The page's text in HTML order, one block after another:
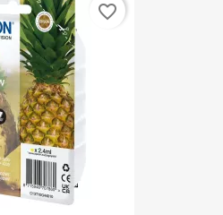
favorite_border